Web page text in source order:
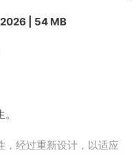
| 54 MB
，经过重新设计，以适应